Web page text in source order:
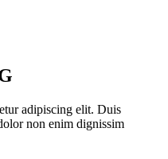
adipiscing elit. Duis
non enim dignissim